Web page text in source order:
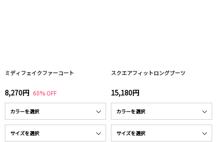
ミディフェイクファーコート
8,270円 60% OFF
スクエアフィットロングブーツ
15,180円